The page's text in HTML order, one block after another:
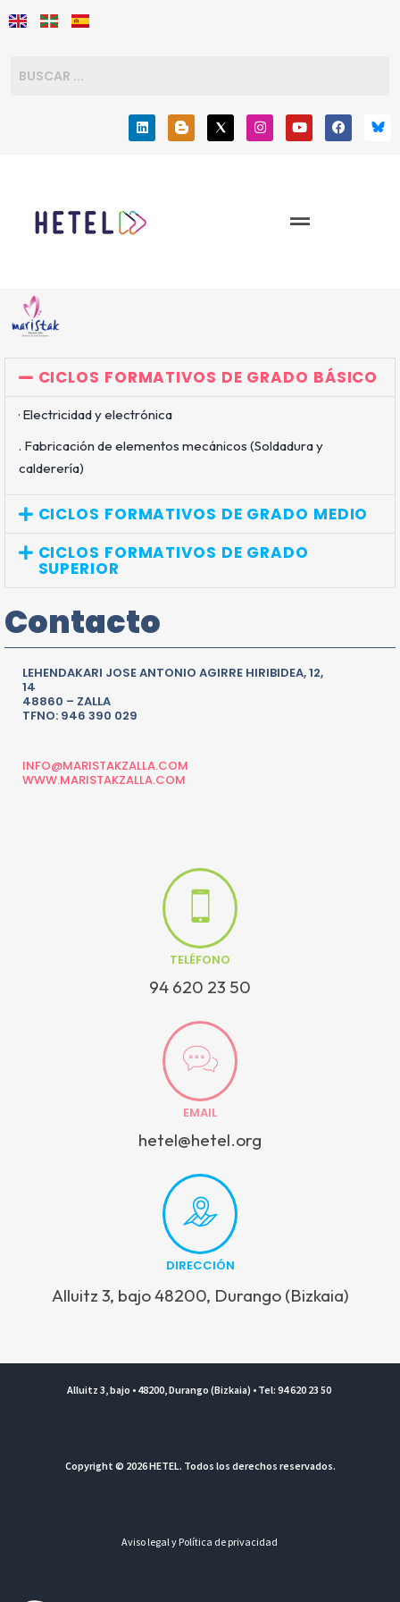
CICLOS FORMATIVOS DE GRADO BÁSICO
· Electricidad y electrónica
. Fabricación de elementos mecánicos (Soldadura y
calderería)
CICLOS FORMATIVOS DE GRADO MEDIO
CICLOS FORMATIVOS DE GRADO
SUPERIOR
Contacto
LEHENDAKARI JOSE ANTONIO AGIRRE HIRIBIDEA, 12,
14
48860 – ZALLA
TFNO: 946 390 029
INFO@MARISTAKZALLA.COM
WWW.MARISTAKZALLA.COM
TELÉFONO
94 620 23 50
EMAIL
hetel@hetel.org
DIRECCIÓN
Alluitz 3, bajo 48200, Durango (Bizkaia)
Alluitz 3, bajo • 48200, Durango (Bizkaia) • Tel: 94 620 23 50
Copyright © 2026 HETEL. Todos los derechos reservados.
Aviso legal y Política de privacidad